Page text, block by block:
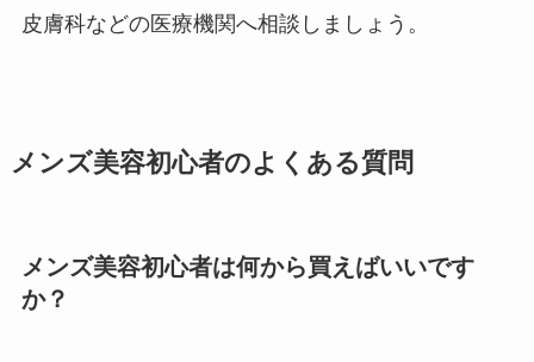
皮膚科などの医療機関へ相談しましょう。
メンズ美容初心者のよくある質問
メンズ美容初心者は何から買えばいいです
か？